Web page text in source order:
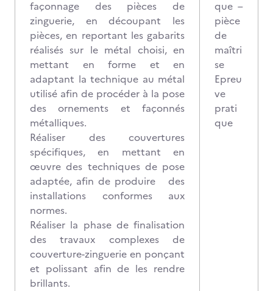
façonnage des pièces de
zinguerie, en découpant les
pièces, en reportant les gabarits
réalisés sur le métal choisi, en
mettant en forme et en
adaptant la technique au métal
utilisé afin de procéder à la pose
des ornements et façonnés
métalliques.
Réaliser des couvertures
spécifiques, en mettant en
œuvre des techniques de pose
adaptée, afin de produire des
installations conformes aux
normes.
Réaliser la phase de finalisation
des travaux complexes de
couverture-zinguerie en ponçant
et polissant afin de les rendre
brillants.
que –
pièce
de
maîtri
se
Epreu
ve
prati
que